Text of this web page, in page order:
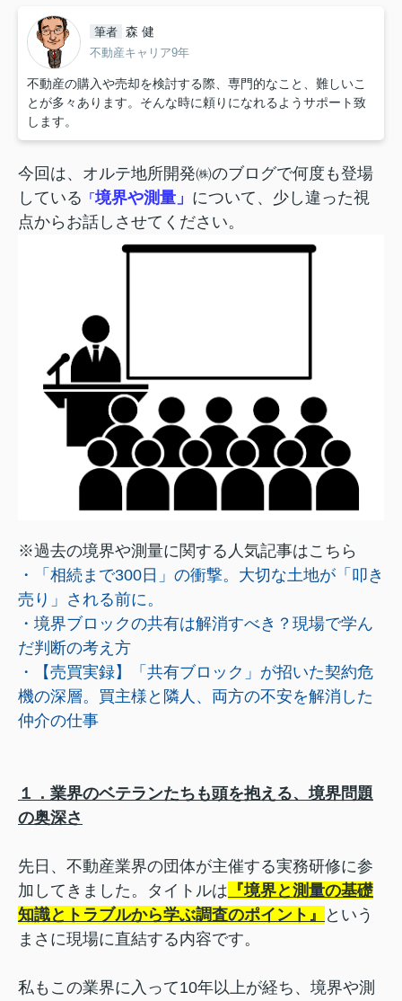
筆者 森 健
不動産キャリア9年
不動産の購入や売却を検討する際、専門的なこと、難しいこ
とが多々あります。そんな時に頼りになれるようサポート致
します。
今回は、オルテ地所開発㈱のブログで何度も登場
している
「境界や測量」 について、少し違った視
点からお話しさせてください。
※過去の境界や測量に関する人気記事はこちら
・「相続まで300日」の衝撃。大切な土地が「叩き
売り」される前に。
・境界ブロックの共有は解消すべき？現場で学ん
だ判断の考え方
・【売買実録】「共有ブロック」が招いた契約危
機の深層。買主様と隣人、両方の不安を解消した
仲介の仕事
１．業界のベテランたちも頭を抱える、境界問題
の奥深さ
先日、不動産業界の団体が主催する実務研修に参
加してきました。タイトルは 『境界と測量の基礎
知識とトラブルから学ぶ調査のポイント』
という
まさに現場に直結する内容です。
私もこの業界に入って10年以上が経ち、境界や測